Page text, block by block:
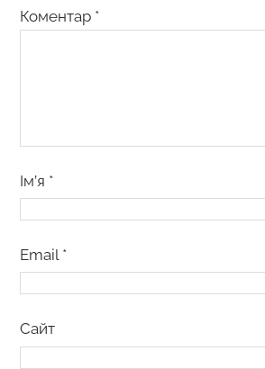
Коментар *
Ім’я *
Email *
Сайт